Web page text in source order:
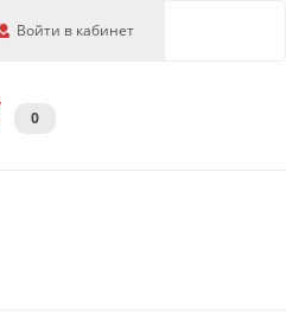
Войти в кабинет
0